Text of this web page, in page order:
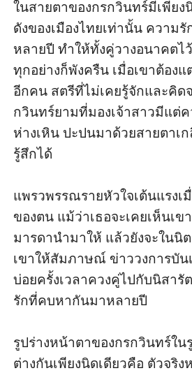
ในสายตาของกรกวินทร์มีเพียง
ดังของเมืองไทยเท่านั้น ความ
หลายปี ทำให้ทั้งคู่วางอนาคตไ
ทุกอย่างก็พังครืน เมื่อเขาต้อง
อีกคน สตรีที่ไม่เคยรู้จักและคิด
กวินทร์ยามที่มองเจ้าสาวมีแต่
ห่างเหิน ปะปนมาด้วยสายตาเ
รู้สึกได้
แพรวพรรณรายหัวใจเต้นแรงเ
ของตน แม้ว่าเธอจะเคยเห็นเข
มารดานำมาให้ แล้วยังจะในนิ
เขาให้สัมภาษณ์ ข่าววงการบัน
บ่อยครั้งเวลาควงคู่ไปกับนิสา
รักที่คบหากันมาหลายปี
รูปร่างหน้าตาของกรกวินทร์ใ
ต่างกันเพียงนิดเดียวคือ ตัวจริง